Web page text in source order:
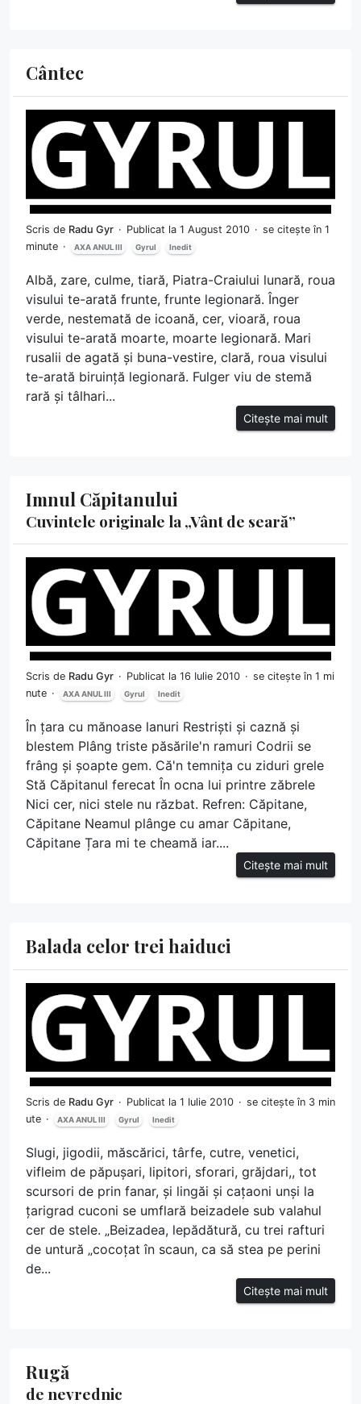
Cântec
Scris de Radu Gyr Publicat la 1 August 2010
se citește în 1
minute
AXA ANUL III Gyrul Inedit
Albă, zare, culme, tiară, Piatra-Craiului lunară, roua
visului te-arată frunte, frunte legionară. Înger
verde, nestemată de icoană, cer, vioară, roua
visului te-arată moarte, moarte legionară. Mari
rusalii de agată şi buna-vestire, clară, roua visului
te-arată biruință legionară. Fulger viu de stemă
rară şi tâlhari...
Citește mai mult
Imnul Căpitanului
Cuvintele originale la „Vânt de seară”
Scris de Radu Gyr Publicat la 16 Iulie 2010
se citește în 1 mi
nute
AXA ANUL III Gyrul Inedit
În țara cu mănoase lanuri Restriști și caznă și
blestem Plâng triste păsările'n ramuri Codrii se
frâng și șoapte gem. Că'n temnița cu ziduri grele
Stă Căpitanul ferecat În ocna lui printre zăbrele
Nici cer, nici stele nu răzbat. Refren: Căpitane,
Căpitane Neamul plânge cu amar Căpitane,
Căpitane Țara mi te cheamă iar....
Citește mai mult
Balada celor trei haiduci
Scris de Radu Gyr Publicat la 1 Iulie 2010
se citește în 3 min
ute
AXA ANUL III Gyrul Inedit
Slugi, jigodii, măscărici, târfe, cutre, venetici,
vifleim de păpușari, lipitori, sforari, grăjdari,, tot
scursori de prin fanar, și lingăi și cațaoni unși la
țarigrad cuconi se umflară beizadele sub valahul
cer de stele. „Beizadea, lepădătură, cu trei rafturi
de untură „cocoțat în scaun, ca să stea pe perini
de...
Citește mai mult
Rugă
de nevrednic